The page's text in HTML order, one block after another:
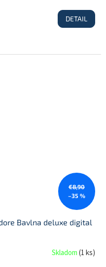
DETAIL
€8,90
–35 %
Bavlna deluxe digital
Skladom(1 ks)